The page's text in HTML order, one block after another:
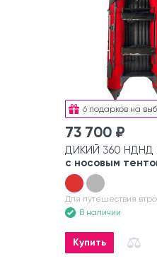
6 подарков на
73 700 ₽
ДИКИЙ 360 НДНД
с носовым
Для путешествия
В наличии
Купить